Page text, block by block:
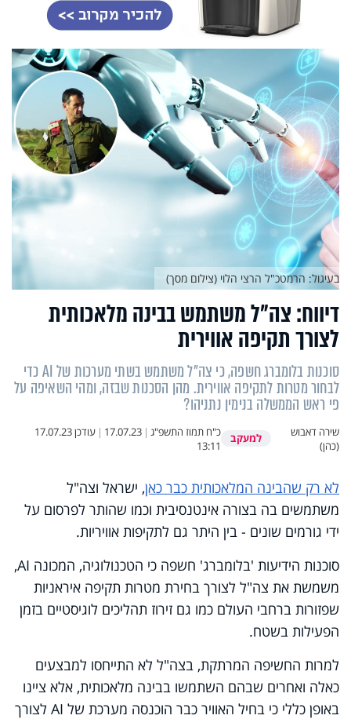
דיווח: צה"ל משתמש בבינה מלאכותית
לצורך תקיפה אווירית
סוכנות בלומברג חשפה, כי צה"ל משתמש בשתי מערכות של AI כדי
לבחור מטרות לתקיפה אווירית. מהן הסכנות שבזה, ומהי השאיפה על
פי ראש הממשלה בנימין נתניהו?
שירה דאבוש
(כהן)
למעקב כ"ח תמוז התשפ"ג |
17.07.23
| עודכן17.07.23
13:11
בעיגול: הרמטכ"ל הרצי הלוי (צילום מסך)
לא רק שהבינה המלאכותית כבר כאן, ישראל וצה"ל
משתמשים בה בצורה אינטנסיבית וכמו שהותר לפרסום על
ידי גורמים שונים - בין היתר גם לתקיפות אוויריות.
סוכנות הידיעות 'בלומברג' חשפה כי הטכנולוגיה, המכונה AI,
משמשת את צה"ל לצורך בחירת מטרות תקיפה איראניות
שפזורות ברחבי העולם כמו גם זירוז תהליכים לוגיסטיים בזמן
הפעילות בשטח.
למרות החשיפה המרתקת, בצה"ל לא התייחסו למבצעים
כאלה ואחרים שבהם השתמשו בבינה מלאכותית, אלא ציינו
באופן כללי כי בחיל האוויר כבר הוכנסה מערכת של AI לצורך